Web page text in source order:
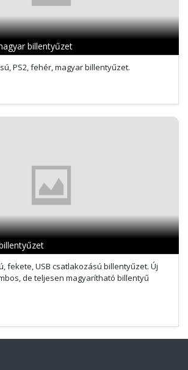
billentyűzet
PS2, fehér, magyar billentyűzet.
fekete, USB csatlakozású billentyűzet. Új
de teljesen magyarítható billentyű